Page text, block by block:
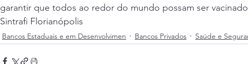
garantir que todos ao redor do mundo possam ser
Sintrafi Florianópolis
Bancos Estaduais e em Desenvolvimen Bancos Privados Saúde e